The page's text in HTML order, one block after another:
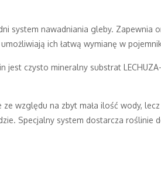
system nawadniania gleby.
ich łatwą wymianę w
czysto mineralny substrat
względu na zbyt mała ilość wody,
Specjalny system dostarcza